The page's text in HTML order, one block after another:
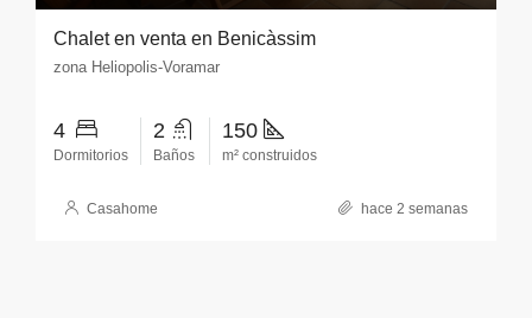
Chalet en venta en Benicàssim
zona Heliopolis-Voramar
4
Dormitorios
2
Baños
150
m² construidos
Casahome hace 2 semanas